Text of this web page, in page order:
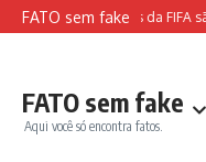
Ir para o conteúdo
FATO sem fake
Sites falsos da FIFA
FATO sem fake
Aqui você só encontra fatos.